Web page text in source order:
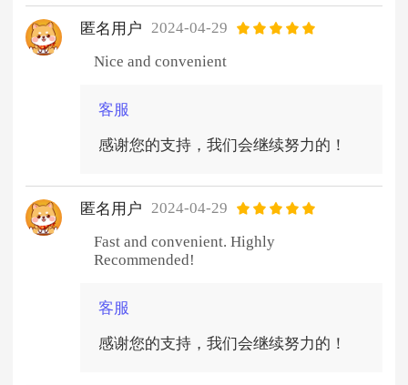
匿名用户
2024-04-29
Nice and convenient
客服
感谢您的支持，我们会继续努力的！
匿名用户 2024-04-29
Fast and convenient. Highly
Recommended!
客服
感谢您的支持，我们会继续努力的！